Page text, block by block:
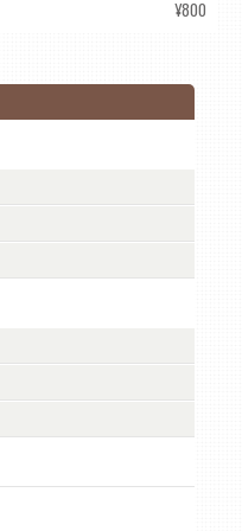
¥800